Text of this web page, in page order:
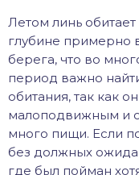
Летом линь
глубине примерно
берега, что во
период важно
обитания, так как
малоподвижным и
много пищи. Если
без должных
где был пойман